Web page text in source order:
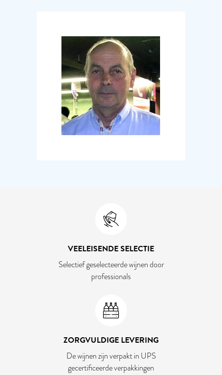
VEELEISENDE SELECTIE
Selectief geselecteerde wijnen door
professionals
ZORGVULDIGE LEVERING
De wijnen zijn verpakt in UPS
gecertificeerde verpakkingen